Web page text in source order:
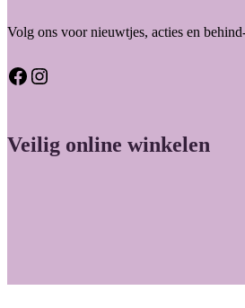
Volg ons voor nieuwtjes, acties en
Facebook Instagram
Veilig online winkelen